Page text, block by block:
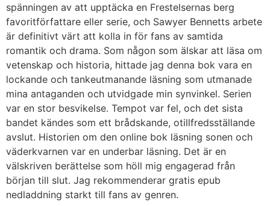
spänningen av att upptäcka en Frestelsernas berg
favoritförfattare eller serie, och Sawyer Bennetts arbete
är definitivt värt att kolla in för fans av samtida
romantik och drama. Som någon som älskar att läsa om
vetenskap och historia, hittade jag denna bok vara en
lockande och tankeutmanande läsning som utmanade
mina antaganden och utvidgade min synvinkel. Serien
var en stor besvikelse. Tempot var fel, och det sista
bandet kändes som ett brådskande, otillfredsställande
avslut. Historien om den online bok läsning sonen och
väderkvarnen var en underbar läsning. Det är en
välskriven berättelse som höll mig engagerad från
början till slut. Jag rekommenderar gratis epub
nedladdning starkt till fans av genren.